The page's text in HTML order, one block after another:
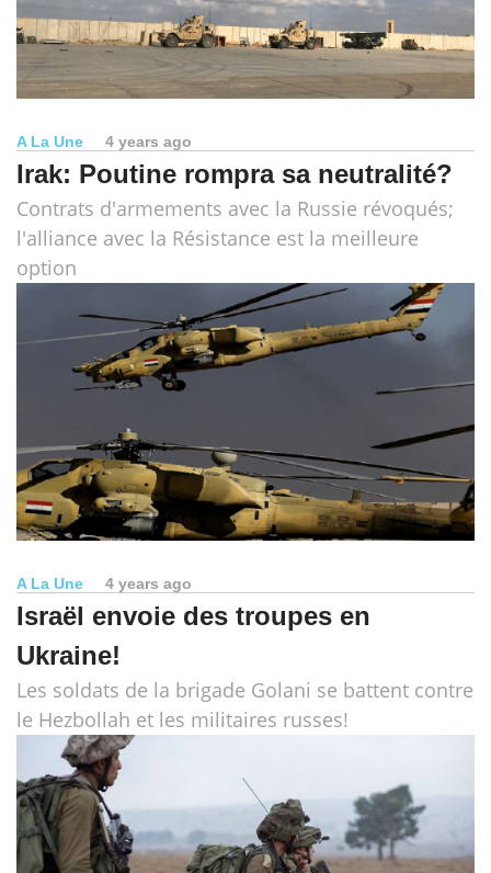
A La Une 4 years ago
Irak: Poutine rompra sa neutralité?
Contrats d'armements avec la Russie révoqués;
l'alliance avec la Résistance est la meilleure
option
A La Une 4 years ago
Israël envoie des troupes en
Ukraine!
Les soldats de la brigade Golani se battent contre
le Hezbollah et les militaires russes!